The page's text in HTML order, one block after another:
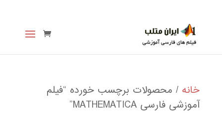
خانه / محصولات برچسب خورده “فیلم
آموزشی فارسی MATHEMATICA”